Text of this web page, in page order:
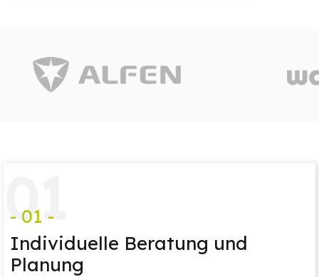
01
- 01 -
Individuelle Beratung und
Planung